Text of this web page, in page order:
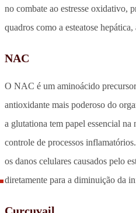
no combate ao estresse oxidativo,
quadros como a esteatose hepática,
NAC
O NAC é um aminoácido
antioxidante mais poderoso do
a glutationa tem papel essencial
controle de processos
os danos celulares causados pelo
diretamente para a diminuição da
Curcuvail